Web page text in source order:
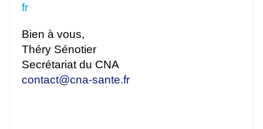
fr
Bien à vous,
Théry Sénotier
Secrétariat du CNA
contact@cna-sante.fr